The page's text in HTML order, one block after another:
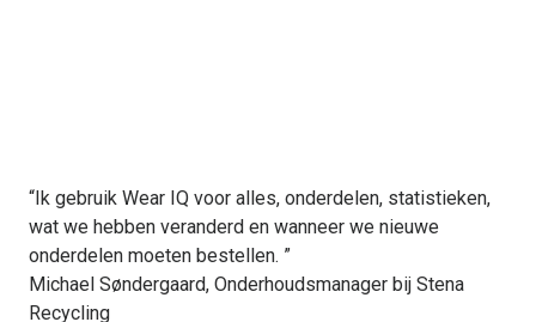
“Ik gebruik Wear IQ voor alles, onderdelen, statistieken,
wat we hebben veranderd en wanneer we nieuwe
onderdelen moeten bestellen. ”
Michael Søndergaard, Onderhoudsmanager bij Stena
Recycling